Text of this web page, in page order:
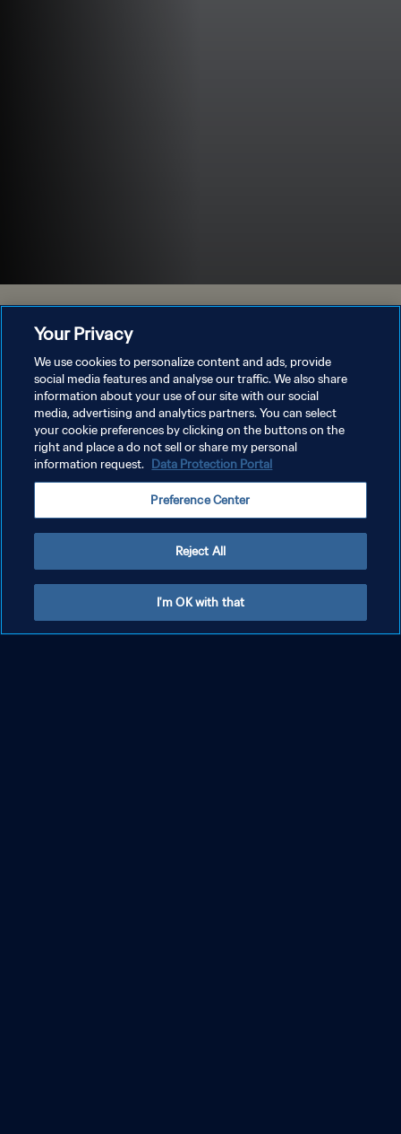
Vive la Copa Mundial Femenina de la
FIFA 2027™
Your Privacy
We use cookies to personalize content and ads, provide
social media features and analyse our traffic. We also share
information about your use of our site with our social
media, advertising and analytics partners. You can select
your cookie preferences by clicking on the buttons on the
right and place a do not sell or share my personal
information request. Data Protection Portal
Preference Center
Reject All
I'm OK with that